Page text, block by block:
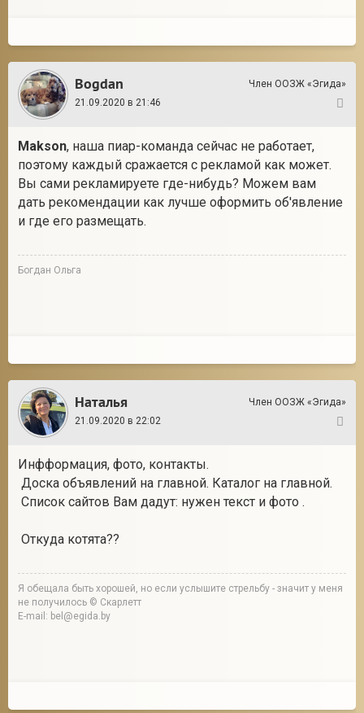
Bogdan
Член ООЗЖ «Эгида»
21.09.2020 в 21:46
Makson, наша пиар-команда сейчас не работает,
поэтому каждый сражается с рекламой как может.
Вы сами рекламируете где-нибудь? Можем вам
дать рекомендации как лучше оформить об'явление
и где его размещать.
Богдан Ольга
Наталья
Член ООЗЖ «Эгида»
21.09.2020 в 22:02
Инфформация, фото, контакты.
Доска объявлений на главной. Каталог на главной.
Список сайтов Вам дадут: нужен текст и фото .
Откуда котята??
Я обещала быть хорошей, но если услышите стрельбу - значит у меня
не получилось © Скарлетт
E-mail: bel@egida.by